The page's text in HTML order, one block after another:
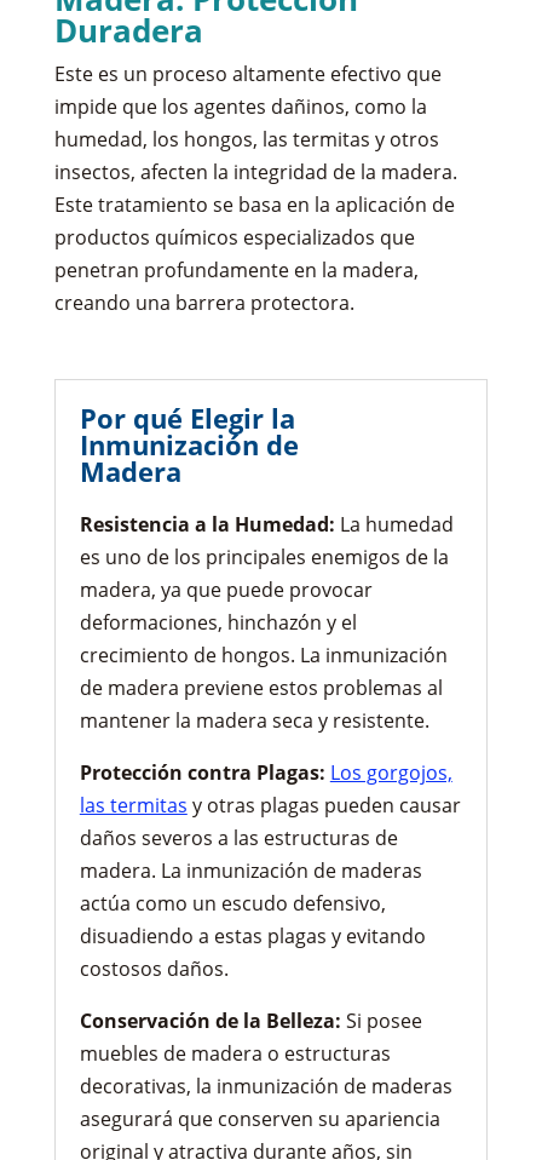
Duradera
Este es un proceso altamente efectivo que
impide que los agentes dañinos, como la
humedad, los hongos, las termitas y otros
insectos, afecten la integridad de la madera.
Este tratamiento se basa en la aplicación de
productos químicos especializados que
penetran profundamente en la madera,
creando una barrera protectora.
Por qué Elegir la
Inmunización de
Madera
Resistencia a la Humedad: La humedad
es uno de los principales enemigos de la
madera, ya que puede provocar
deformaciones, hinchazón y el
crecimiento de hongos. La inmunización
de madera previene estos problemas al
mantener la madera seca y resistente.
Protección contra Plagas: Los gorgojos,
las termitas y otras plagas pueden causar
daños severos a las estructuras de
madera. La inmunización de maderas
actúa como un escudo defensivo,
disuadiendo a estas plagas y evitando
costosos daños.
Conservación de la Belleza: Si posee
muebles de madera o estructuras
decorativas, la inmunización de maderas
asegurará que conserven su apariencia
original y atractiva durante años, sin